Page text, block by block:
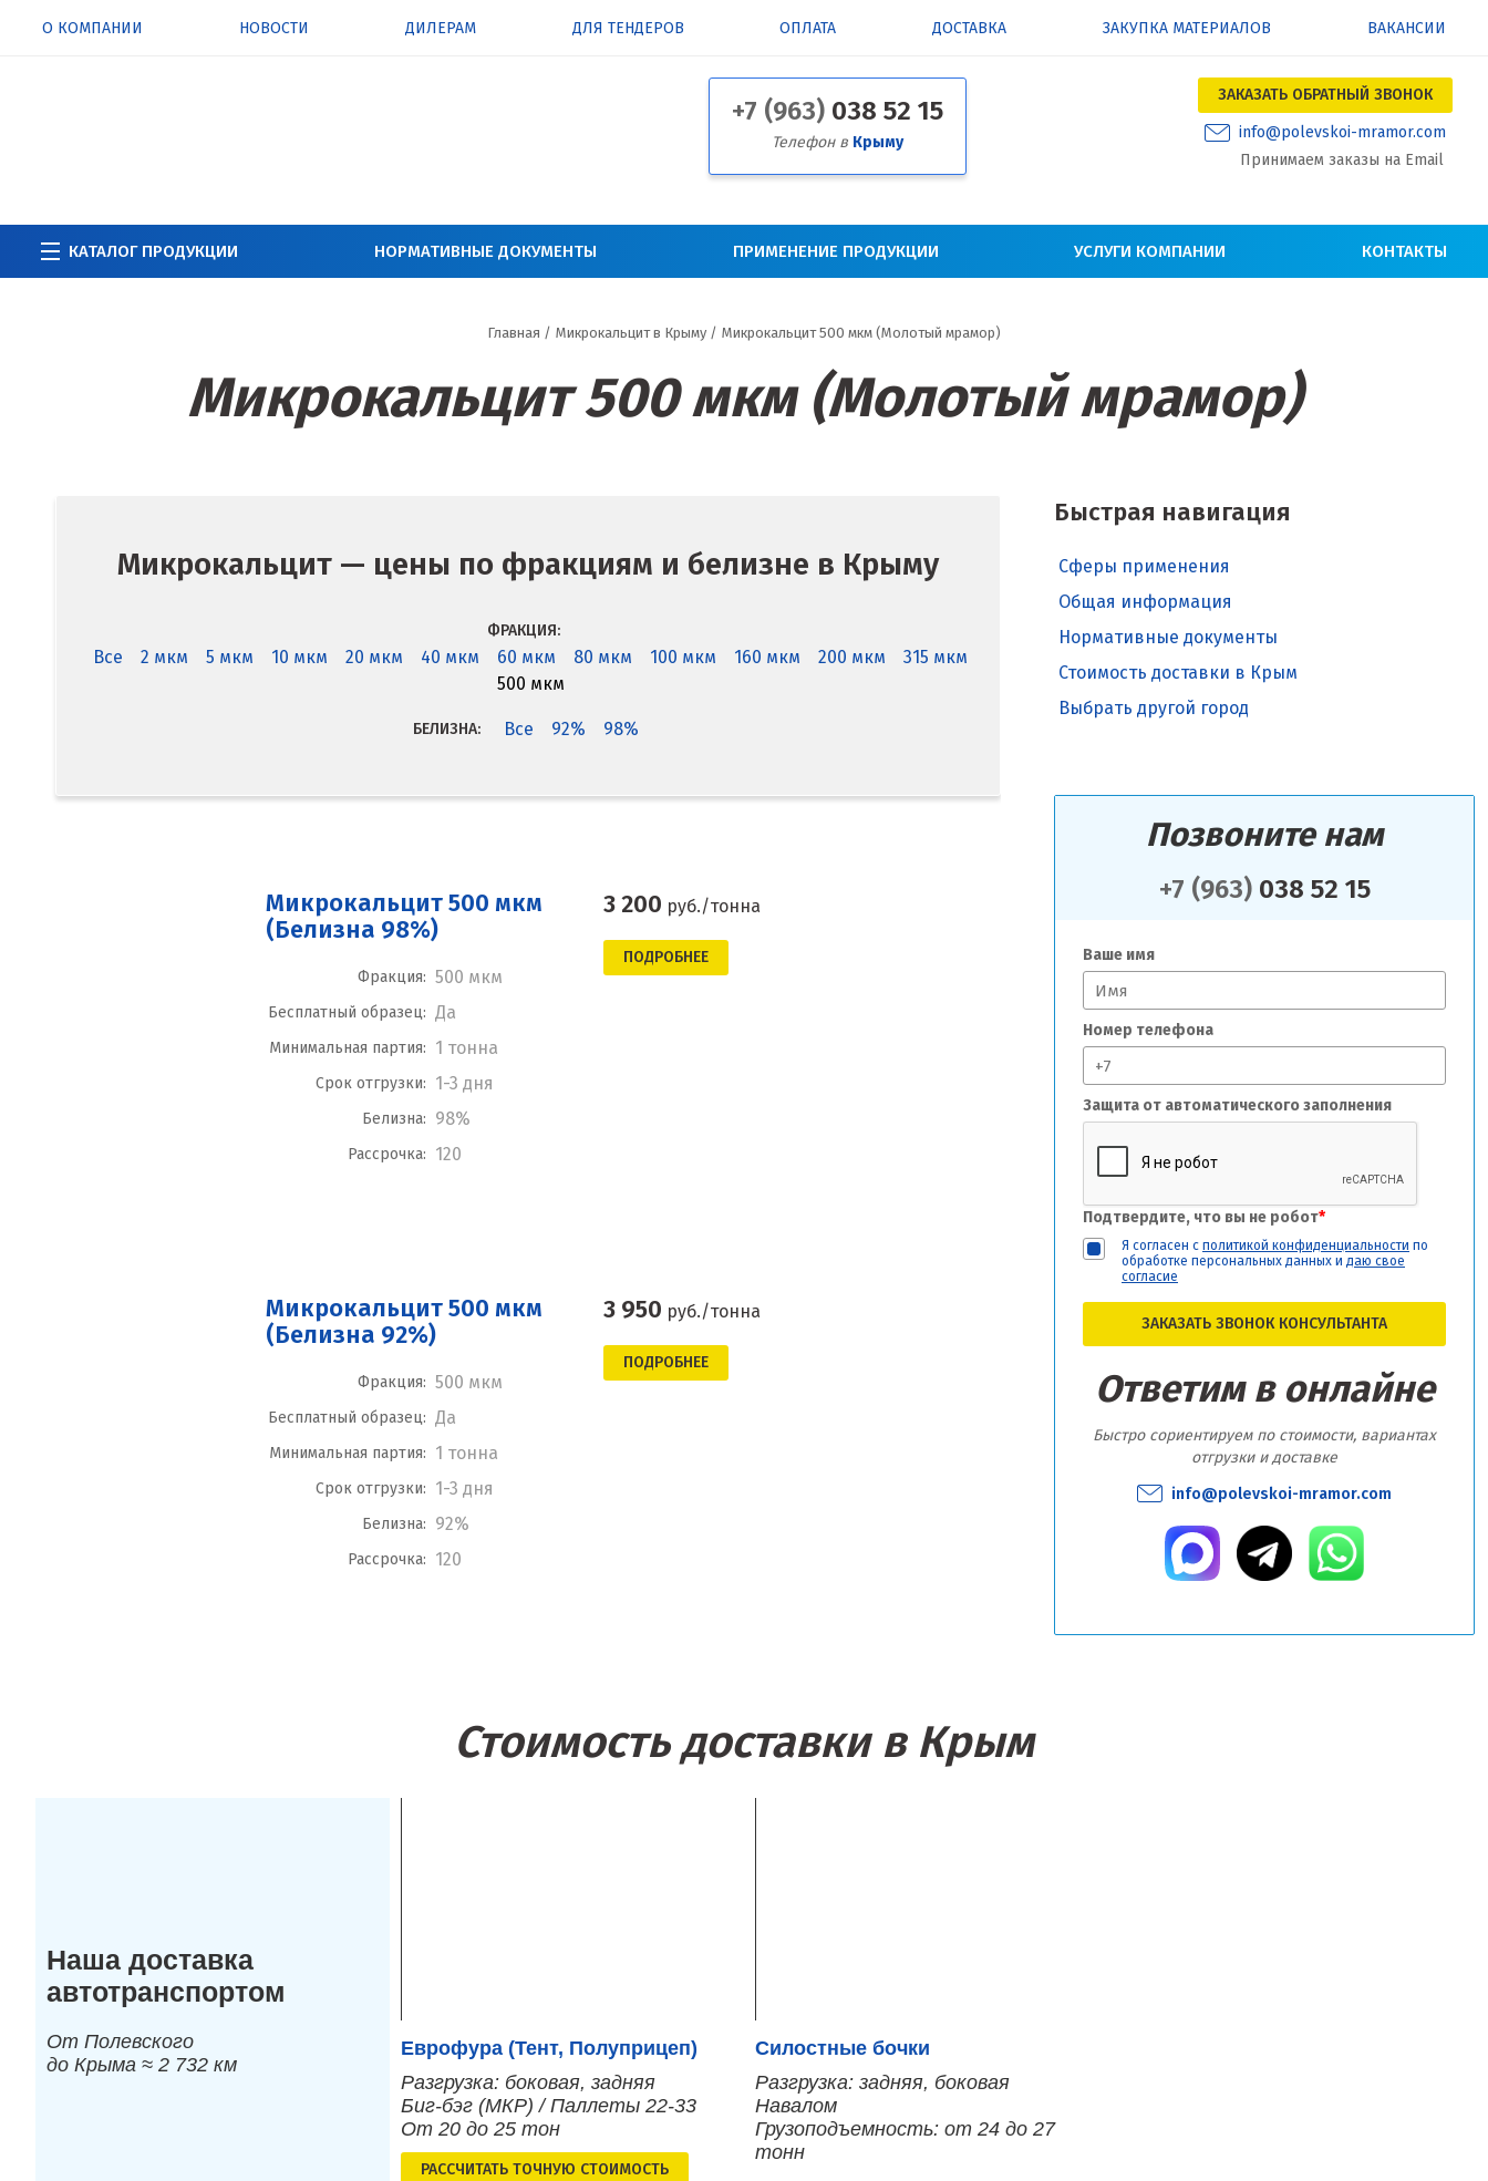
О КОМПАНИИ НОВОСТИ ДИЛЕРАМ ДЛЯ ТЕНДЕРОВ ОПЛАТА ДОСТАВКА ЗАКУПКА МАТЕРИАЛОВ ВАКАНСИИ
+7 (963) 038 52 15
Телефон в Крыму
ЗАКАЗАТЬ ОБРАТНЫЙ ЗВОНОК
info@polevskoi-mramor.com
Принимаем заказы на Email
КАТАЛОГ ПРОДУКЦИИ НОРМАТИВНЫЕ ДОКУМЕНТЫ ПРИМЕНЕНИЕ ПРОДУКЦИИ УСЛУГИ КОМПАНИИ КОНТАКТЫ
Главная / Микрокальцит в Крыму / Микрокальцит 500 мкм (Молотый мрамор)
Микрокальцит 500 мкм (Молотый мрамор)
Быстрая навигация
Сферы применения
Общая информация
Нормативные документы
Стоимость доставки в Крым
Выбрать другой город
Позвоните нам
+7 (963)038 52 15
Ваше имя
Номер телефона
Защита от автоматического заполнения
Подтвердите, что вы не робот*
Я согласен с политикой конфиденциальности по
обработке персональных данных и даю свое
согласие
ЗАКАЗАТЬ ЗВОНОК КОНСУЛЬТАНТА
Ответим в онлайне
Быстро сориентируем по стоимости, вариантах
отгрузки и доставке
info@polevskoi-mramor.com
Микрокальцит — цены по фракциям и белизне в Крыму
ФРАКЦИЯ:
Все 2 мкм 5 мкм 10 мкм 20 мкм 40 мкм 60 мкм 80 мкм 100 мкм 160 мкм 200 мкм
315 мкм
500 мкм
БЕЛИЗНА: Все 92% 98%
Микрокальцит 500 мкм
(Белизна 98%)
Фракция: 500 мкм
Бесплатный образец: Да
Минимальная партия: 1 тонна
Срок отгрузки: 1-3 дня
Белизна: 98%
Рассрочка: 120
3 200 руб./тонна
ПОДРОБНЕЕ
Микрокальцит 500 мкм
(Белизна 92%)
Фракция: 500 мкм
Бесплатный образец: Да
Минимальная партия: 1 тонна
Срок отгрузки: 1-3 дня
Белизна: 92%
Рассрочка: 120
3 950 руб./тонна
ПОДРОБНЕЕ
Стоимость доставки в Крым
Наша доставка
автотранспортом
От Полевского
до Крыма ≈ 2 732 км
Еврофура (Тент, Полуприцеп)
Разгрузка: боковая, задняя
Биг-бэг (МКР) / Паллеты 22-33
От 20 до 25 тон
РАСCЧИТАТЬ ТОЧНУЮ СТОИМОСТЬ
Силостные бочки
Разгрузка: задняя, боковая
Навалом
Грузоподъемность: от 24 до 27
тонн